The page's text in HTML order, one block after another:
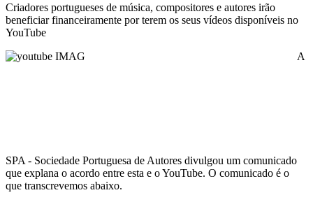
Criadores portugueses de música, compositores e autores irão
beneficiar financeiramente por terem os seus vídeos disponíveis no
YouTube
A
SPA - Sociedade Portuguesa de Autores divulgou um comunicado
que explana o acordo entre esta e o YouTube. O comunicado é o
que transcrevemos abaixo.